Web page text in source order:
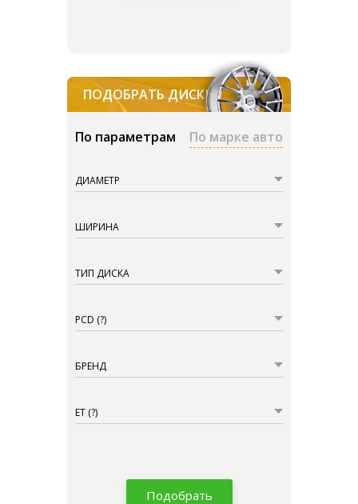
ПОДОБРАТЬ ДИСКИ
По параметрам По марке авто
ДИАМЕТР
ШИРИНА
ТИП ДИСКА
PCD (?)
БРЕНД
ET (?)
Подобрать